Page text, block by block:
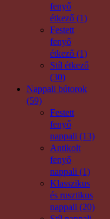
fenyő
étkező (1)
Festett
fenyő
étkező (1)
Stíl étkező
(30)
Nappali bútorok
(59)
Festett
fenyő
nappali (13)
Antikolt
fenyő
nappali (1)
Klasszikus
és rusztikus
nappali (20)